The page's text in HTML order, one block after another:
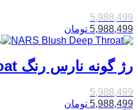
5,988,499
5,988,499 تومان
رژ گونه نارس رنگ Deep Throat
5,988,499
5,988,499 تومان